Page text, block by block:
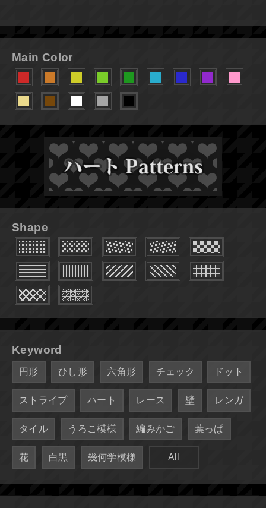
Main Color
Shape
Keyword
円形 ひし形 六角形 チェック ドット
ストライプ ハート レース 壁 レンガ
タイル うろこ模様 編みかご 葉っぱ
花 白黒 幾何学模様 All